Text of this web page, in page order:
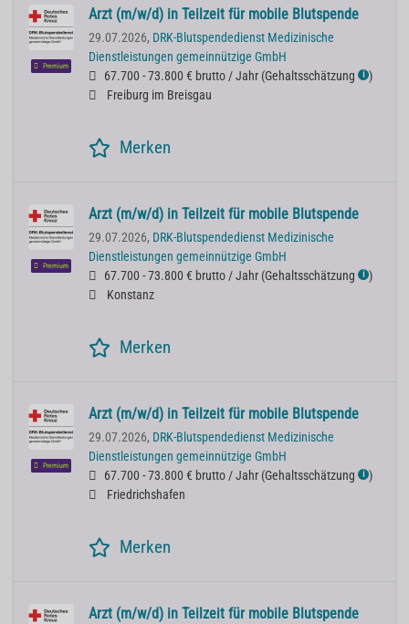
Premium
Arzt (m/w/d) in Teilzeit für mobile Blutspende
29.07.2026, DRK-Blutspendedienst Medizinische
Dienstleistungen gemeinnützige GmbH
67.700 - 73.800 € brutto / Jahr (Gehaltsschätzung ℹ )
Freiburg im Breisgau
Merken
Premium
Arzt (m/w/d) in Teilzeit für mobile Blutspende
29.07.2026, DRK-Blutspendedienst Medizinische
Dienstleistungen gemeinnützige GmbH
67.700 - 73.800 € brutto / Jahr (Gehaltsschätzung ℹ )
Konstanz
Merken
Premium
Arzt (m/w/d) in Teilzeit für mobile Blutspende
29.07.2026, DRK-Blutspendedienst Medizinische
Dienstleistungen gemeinnützige GmbH
67.700 - 73.800 € brutto / Jahr (Gehaltsschätzung ℹ )
Friedrichshafen
Merken
Arzt (m/w/d) in Teilzeit für mobile Blutspende